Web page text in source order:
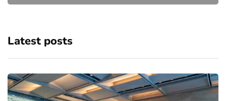
Latest posts